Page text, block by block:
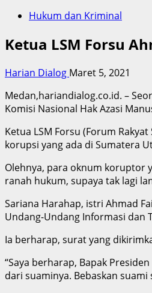
Hukum dan Kriminal
Ketua LSM Forsu
Harian Dialog Maret 5, 2021
Medan,hariandialog.co.id. –
Komisi Nasional Hak Azasi
Ketua LSM Forsu (Forum
korupsi yang ada di Sumatera
Olehnya, para oknum koruptor
ranah hukum, supaya tak lagi
Sariana Harahap, istri Ahmad
Undang-Undang Informasi dan
Ia berharap, surat yang
“Saya berharap, Bapak
dari suaminya. Bebaskan